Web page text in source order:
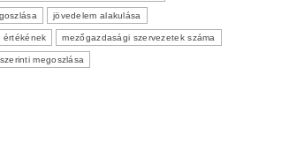
jövedelem alakulása
értékének mezőgazdasági szervezetek száma
megoszlása